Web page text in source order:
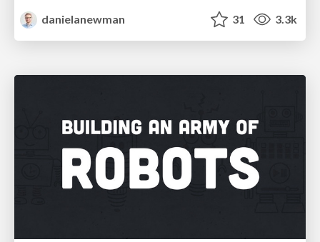
danielanewman
31 3.3k